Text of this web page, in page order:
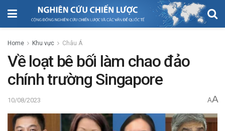
Home Khu vực Châu Á
Về loạt bê bối làm chao đảo
chính trường Singapore
10/08/2023 AA